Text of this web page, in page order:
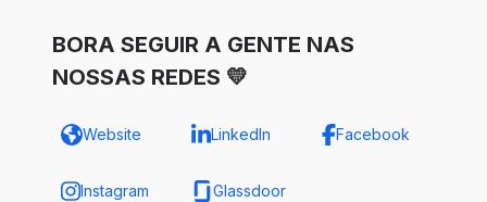
BORA SEGUIR A GENTE NAS
NOSSAS REDES 💛
Website LinkedIn Facebook
Instagram Glassdoor